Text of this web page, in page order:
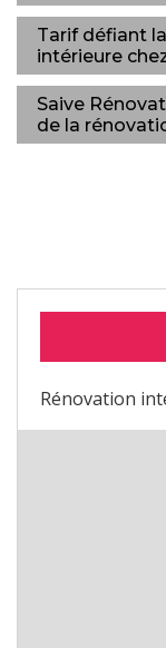
Tarif défiant
intérieure
Saive
de la
Rénovation